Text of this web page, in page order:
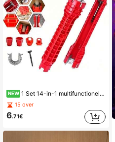
NEW 1 Set 14-in-1 multifunctionele loodgieterssleutel, kraan- en wastafelinstallatiegereedschap voor badkamer, keuken en wastafelinstallatie, verwijdering en reparaties, rood gereedschap voor krappe ruimtes
15 over
6.71€